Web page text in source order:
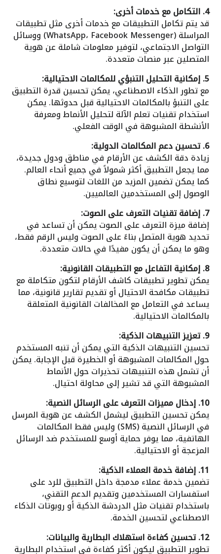
4. التكامل مع خدمات أخرى:
قد يتم تكامل التطبيقات مع خدمات أخرى مثل تطبيقات
المراسلة (WhatsApp، Facebook Messenger) ووسائل
التواصل الاجتماعي، لتوفير معلومات شاملة عن هوية
المتصلين عبر منصات متعددة.
5. إمكانية التحليل التنبؤي للمكالمات الاحتيالية:
مع تطور الذكاء الاصطناعي، يمكن تحسين قدرة التطبيق
على التنبؤ بالمكالمات الاحتيالية قبل حدوثها. يمكن
استخدام تقنيات تعلم الآلة لتحليل الأنماط ومعرفة
الأنشطة المشبوهة في الوقت الفعلي.
6. تحسين دعم المكالمات الدولية:
زيادة دقة الكشف عن الأرقام في مناطق ودول جديدة،
مما يجعل التطبيق أكثر شمولاً في جميع أنحاء العالم.
كما يمكن تضمين المزيد من اللغات لتوسيع نطاق
الوصول إلى المستخدمين العالميين.
7. إضافة تقنيات التعرف على الصوت:
إضافة ميزة التعرف على الصوت يمكن أن تساعد في
تحديد هوية المتصل بناءً على الصوت وليس الرقم فقط،
وهو ما يمكن أن يكون مفيدًا في حالات متعددة.
8. إمكانية التفاعل مع التطبيقات القانونية:
يمكن تطوير تطبيقات كاشف الأرقام لتكون متكاملة مع
تطبيقات مكافحة الاحتيال أو تقديم تقارير قانونية، مما
يساعد في التعامل مع المخالفات القانونية المتعلقة
بالمكالمات الاحتيالية.
9. تعزيز التنبيهات الذكية:
تحسين التنبيهات الذكية التي يمكن أن تنبه المستخدم
حول المكالمات المشبوهة أو الخطيرة قبل الإجابة. يمكن
أن تشمل هذه التنبيهات تحذيرات حول الأنماط
المشبوهة التي قد تشير إلى محاولة احتيال.
10. إدخال مميزات التعرف على الرسائل النصية:
يمكن تحسين التطبيق ليشمل الكشف عن هوية المرسل
في الرسائل النصية (SMS) وليس فقط المكالمات
الهاتفية، مما يوفر حماية أوسع للمستخدم ضد الرسائل
المزعجة أو الاحتيالية.
11. إضافة خدمة العملاء الذكية:
تضمين خدمة عملاء مدمجة داخل التطبيق للرد على
استفسارات المستخدمين وتقديم الدعم التقني،
باستخدام تقنيات مثل الدردشة الذكية أو روبوتات الذكاء
الاصطناعي لتحسين الخدمة.
12. تحسين كفاءة استهلاك البطارية والبيانات:
تطوير التطبيق ليكون أكثر كفاءة في استخدام البطارية